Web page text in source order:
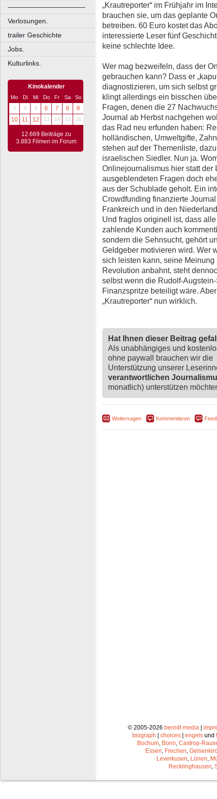
––––––––––––––––––––
Verlosungen.
trailer Geschichte
Jobs.
Kulturlinks.
Kinokalender
Mo Di Mi Do Fr Sa
So
3
4 5 6 7 8
9
10
11 12 13 14 15 16
12.669 Beiträge zu
3.883 Filmen im Forum
„Krautreporter“ im Frühjahr im
brauchen sie, um das geplante
betreiben. 60 Euro kostet das
interessierte Leser fünf
keine schlechte Idee.
Wer mag bezweifeln, dass der
gebrauchen kann? Dass er
diagnostizieren, um sich selbst
klingt allerdings ein bisschen
Fragen, denen die 27
Journal ab Herbst nachgehen
das Rad neu erfunden haben:
holländischen, Umweltgifte,
stehen auf der Themenliste,
israelischen Siedler. Nun ja.
Onlinejournalismus hier statt
ausgeblendeten Fragen doch
aus der Schublade geholt. Ein
Crowdfunding finanzierte
Frankreich und in den
Und fraglos originell ist, dass
zahlende Kunden auch
sondern die Sehnsucht, gehört
Geldgeber motivieren wird. Wer
sich leisten kann, seine
Revolution anbahnt, steht
selbst wenn die Rudolf-
Finanzspritze beteiligt wäre.
„Krautreporter“ nun wirklich.
Hat Ihnen dieser Beitrag
Als unabhängiges und
ohne paywall brauchen wir die
Unterstützung unserer
verantwortlichen
monatlich) unterstützen
Weitersagen Kommentieren
© 2005-2026 berndt media|
biograph
choices engels und
Bochum, Bonn, Castrop-
Essen, Frechen,
Leverkusen, Lünen,
Recklinghausen,